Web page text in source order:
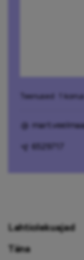
Lahtiolekuajad
Täna
Teenused · 1 korrus
6529717